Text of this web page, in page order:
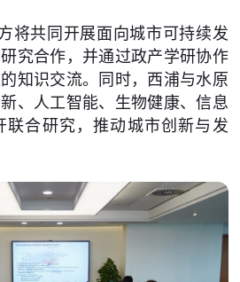
将共同开展面向城市可持续发
究合作，并通过政产学研协作
知识交流。同时，西浦与水原
、人工智能、生物健康、信息
联合研究，推动城市创新与发